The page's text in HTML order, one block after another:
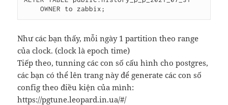
    OWNER to zabbix;
Như các bạn thấy, mỗi ngày 1 partition theo range
của clock. (clock là epoch time)
Tiếp theo, tunning các con số cấu hình cho postgres,
các bạn có thể lên trang này để generate các con số
config theo điều kiện của mình:
https://pgtune.leopard.in.ua/#/